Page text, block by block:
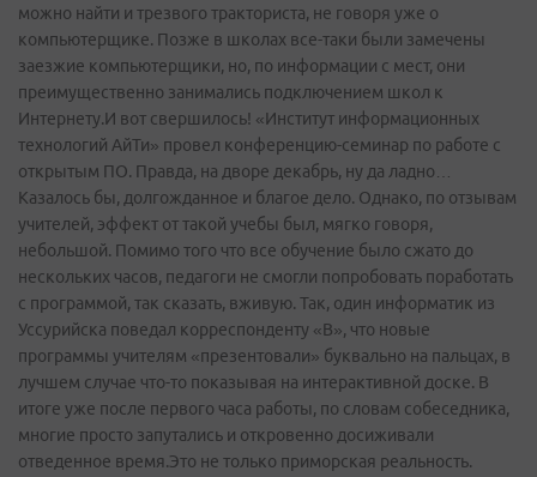
можно найти и трезвого тракториста, не говоря уже о
компьютерщике. Позже в школах все-таки были замечены
заезжие компьютерщики, но, по информации с мест, они
преимущественно занимались подключением школ к
Интернету.И вот свершилось! «Институт информационных
технологий АйТи» провел конференцию-семинар по работе с
открытым ПО. Правда, на дворе декабрь, ну да ладно…
Казалось бы, долгожданное и благое дело. Однако, по отзывам
учителей, эффект от такой учебы был, мягко говоря,
небольшой. Помимо того что все обучение было сжато до
нескольких часов, педагоги не смогли попробовать поработать
с программой, так сказать, вживую. Так, один информатик из
Уссурийска поведал корреспонденту «В», что новые
программы учителям «презентовали» буквально на пальцах, в
лучшем случае что-то показывая на интерактивной доске. В
итоге уже после первого часа работы, по словам собеседника,
многие просто запутались и откровенно досиживали
отведенное время.Это не только приморская реальность.